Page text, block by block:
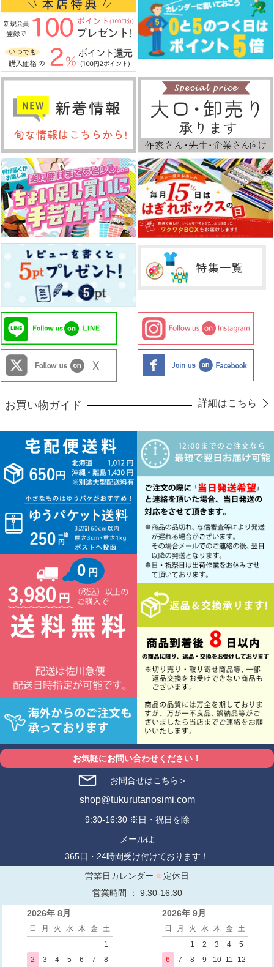
お買い物ガイド 詳細はこちら
お気軽にお問い合わせください！
お問合せはこちら＞
shop@tukurutanosimi.com
9:30-16:30 ※日・祝日を除
メールは
365日・24時間受け付けております！
営業日カレンダー ■ 定休日
営業時間 ： 9:30-16:30
2026年 8月
日 月 火 水 木 金
土
1
2
3 4 5 6 7 8
2026年 9月
日 月 火 水 木 金
土
1
2 3 4
5
6
7 8 9 10 11 12